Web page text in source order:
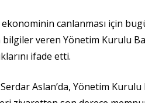
ekonominin canlanması için
bilgiler veren Yönetim Kurulu
ifade etti.
Aslan’da, Yönetim Kurulu